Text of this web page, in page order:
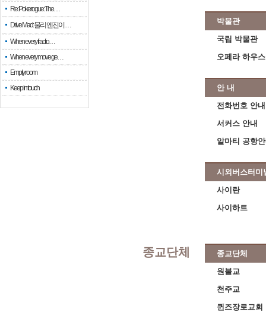
Re: Pokerogue: The…
Drive Mad: 물리 엔진이 …
When every fractio…
When every move ge…
Empty room
Keep in touch
박물관
국립 박물관
오페라 하우스
안 내
전화번호 안내
서커스 안내
알마티 공항
시외버스터미
사이란
사이하트
종교단체
종교단체
원불교
천주교
퀸즈장로교회